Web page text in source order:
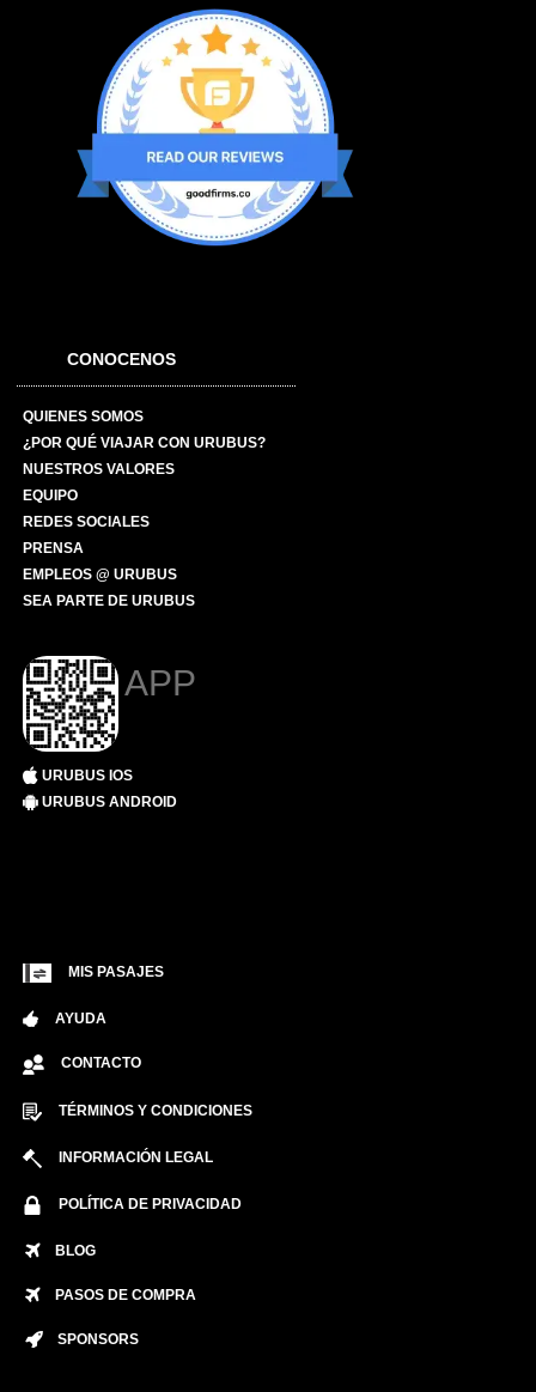
CONOCENOS
QUIENES SOMOS
¿POR QUÉ VIAJAR CON URUBUS?
NUESTROS VALORES
EQUIPO
REDES SOCIALES
PRENSA
EMPLEOS @ URUBUS
SEA PARTE DE URUBUS
APP
URUBUS IOS
URUBUS ANDROID
MIS PASAJES
AYUDA
CONTACTO
TÉRMINOS Y CONDICIONES
INFORMACIÓN LEGAL
POLÍTICA DE PRIVACIDAD
BLOG
PASOS DE COMPRA
SPONSORS